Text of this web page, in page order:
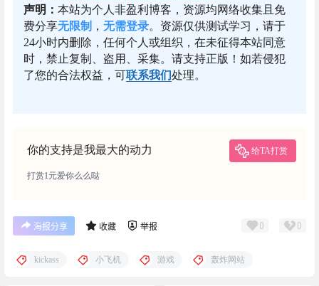
声明： 本站为个人非盈利博客，资源均网络收集且免
费分享无限制 ， 无需登录。资源仅供测试学习，请于
24小时内删除，任何个人或组织，在未征得本站同意
时，禁止复制、盗用、采集。请支持正版！如若侵犯
了您的合法权益，可联系我们处理。
你的支持是我最大的动力 给TA打赏
打赏1元爱你么么哒
海报分享 收藏 举报 0 0
kickass 小飞机 游戏 轰炸网站